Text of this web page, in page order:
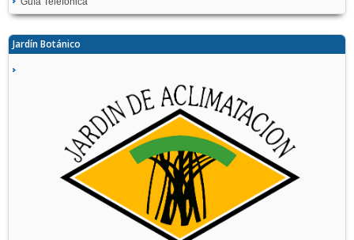
Jardín Botánico